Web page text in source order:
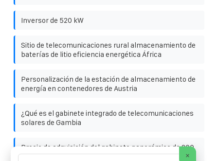
Inversor de 520 kW
Sitio de telecomunicaciones rural almacenamiento de
baterías de litio eficiencia energética África
Personalización de la estación de almacenamiento de
energía en contenedores de Austria
¿Qué es el gabinete integrado de telecomunicaciones
solares de Gambia
Precio de adquisición del gabinete panorámico de 200
kW
×